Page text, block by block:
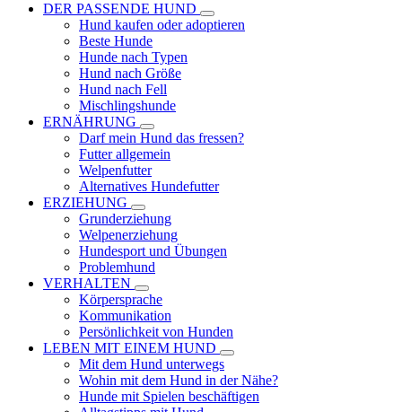
DER PASSENDE HUND
Hund kaufen oder adoptieren
Beste Hunde
Hunde nach Typen
Hund nach Größe
Hund nach Fell
Mischlingshunde
ERNÄHRUNG
Darf mein Hund das fressen?
Futter allgemein
Welpenfutter
Alternatives Hundefutter
ERZIEHUNG
Grunderziehung
Welpenerziehung
Hundesport und Übungen
Problemhund
VERHALTEN
Körpersprache
Kommunikation
Persönlichkeit von Hunden
LEBEN MIT EINEM HUND
Mit dem Hund unterwegs
Wohin mit dem Hund in der Nähe?
Hunde mit Spielen beschäftigen